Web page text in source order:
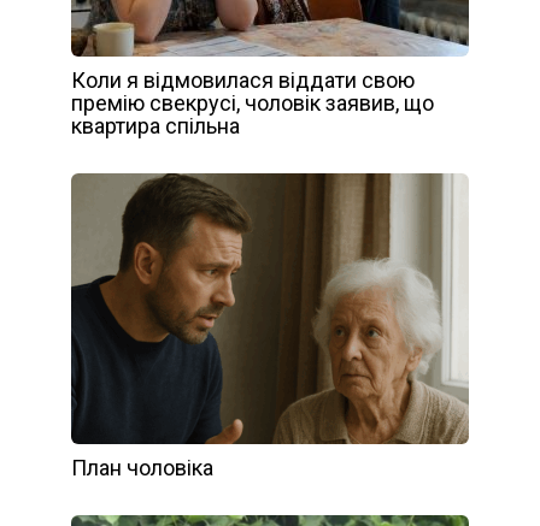
Коли я відмовилася віддати свою
премію свекрусі, чоловік заявив, що
квартира спільна
План чоловіка